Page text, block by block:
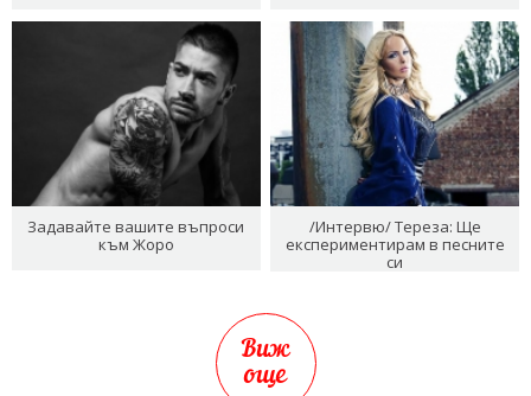
Задавайте вашите въпроси
към Жоро
/Интервю/ Тереза: Ще
експериментирам в песните
си
Виж
още